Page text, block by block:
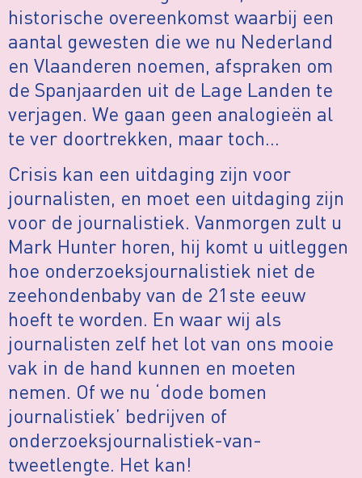
historische overeenkomst waarbij een
aantal gewesten die we nu Nederland
en Vlaanderen noemen, afspraken om
de Spanjaarden uit de Lage Landen te
verjagen. We gaan geen analogieën al
te ver doortrekken, maar toch…
Crisis kan een uitdaging zijn voor
journalisten, en moet een uitdaging zijn
voor de journalistiek. Vanmorgen zult u
Mark Hunter horen, hij komt u uitleggen
hoe onderzoeksjournalistiek niet de
zeehondenbaby van de 21ste eeuw
hoeft te worden. En waar wij als
journalisten zelf het lot van ons mooie
vak in de hand kunnen en moeten
nemen. Of we nu ‘dode bomen
journalistiek’ bedrijven of
onderzoeksjournalistiek-van-
tweetlengte. Het kan!